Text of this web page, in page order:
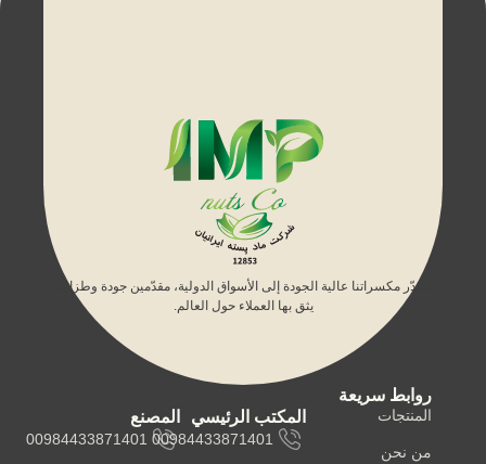
نصدّر مكسراتنا عالية الجودة إلى الأسواق الدولية، مقدّمين جودة وطزاجة
يثق بها العملاء حول العالم.
روابط سريعة
المنتجات
من نحن
المكتب الرئيسي
00984433871401
المصنع
00984433871401